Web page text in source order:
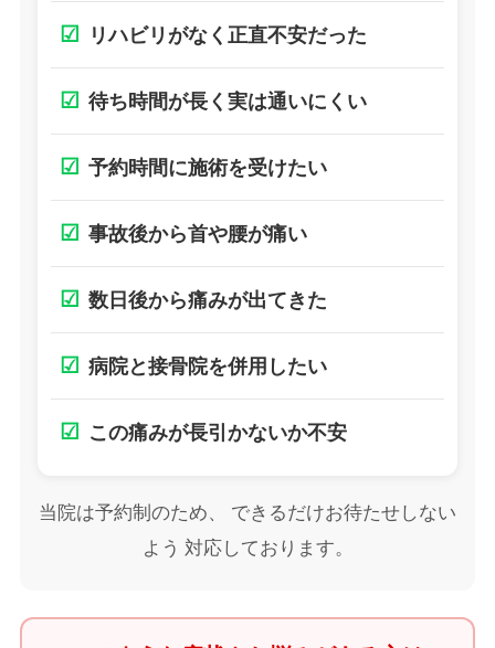
☑ リハビリがなく正直不安だった
☑ 待ち時間が長く実は通いにくい
☑ 予約時間に施術を受けたい
☑ 事故後から首や腰が痛い
☑ 数日後から痛みが出てきた
☑ 病院と接骨院を併用したい
☑ この痛みが長引かないか不安
当院は予約制のため、 できるだけお待たせしない
よう 対応しております。